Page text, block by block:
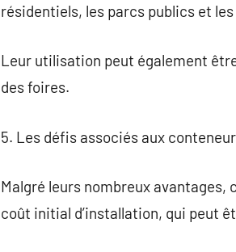
résidentiels, les parcs publics et
Leur utilisation peut également
des foires.
5. Les défis associés aux
Malgré leurs nombreux
coût initial d’installation, qui peut